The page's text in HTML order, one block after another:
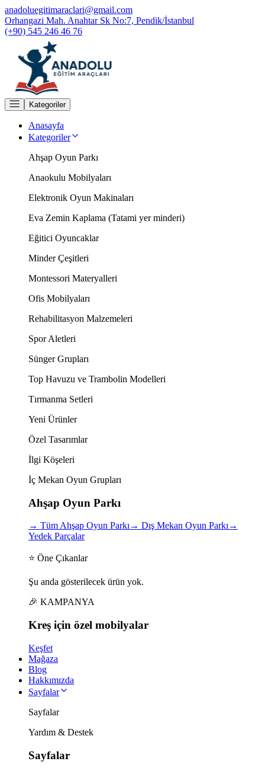
anadoluegitimaraclari@gmail.com
Orhangazi Mah. Anahtar Sk No:7, Pendik/İstanbul
(+90) 545 246 46 76
Kategoriler
Anasayfa
Kategoriler
Ahşap Oyun Parkı
Anaokulu Mobilyaları
Elektronik Oyun Makinaları
Eva Zemin Kaplama (Tatami yer minderi)
Eğitici Oyuncaklar
Minder Çeşitleri
Montessori Materyalleri
Ofis Mobilyaları
Rehabilitasyon Malzemeleri
Spor Aletleri
Sünger Grupları
Top Havuzu ve Trambolin Modelleri
Tırmanma Setleri
Yeni Ürünler
Özel Tasarımlar
İlgi Köşeleri
İç Mekan Oyun Grupları
Ahşap Oyun Parkı
→ Tüm Ahşap Oyun Parkı→ Dış Mekan Oyun Parkı→
Yedek Parçalar
⭐ Öne Çıkanlar
Şu anda gösterilecek ürün yok.
🎉 KAMPANYA
Kreş için özel mobilyalar
Keşfet
Mağaza
Blog
Hakkımızda
Sayfalar
Sayfalar
Yardım & Destek
Sayfalar